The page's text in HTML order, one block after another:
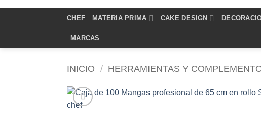
CHEF MATERIA PRIMA CAKE DESIGN
MARCAS
INICIO / HERRAMIENTAS Y